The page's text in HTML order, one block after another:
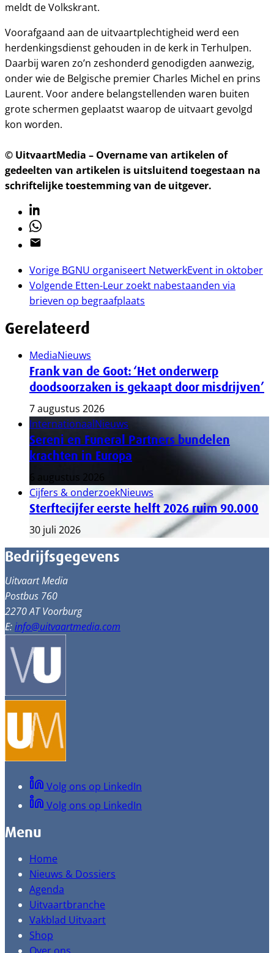
meldt de Volkskrant.
Voorafgaand aan de uitvaartplechtigheid werd een
herdenkingsdienst gehouden in de kerk in Terhulpen.
Daarbij waren zo’n zeshonderd genodigden aanwezig,
onder wie de Belgische premier Charles Michel en prins
Laurent. Voor andere belangstellenden waren buiten
grote schermen geplaatst waarop de uitvaart gevolgd
kon worden.
© UitvaartMedia – Overname van artikelen of
gedeelten van artikelen is uitsluitend toegestaan na
schriftelijke toestemming van de uitgever.
Linkedin
Whatsapp
Email
Vorige BGNU organiseert NetwerkEvent in oktober
Volgende Etten-Leur zoekt nabestaanden via
brieven op begraafplaats
Gerelateerd
MediaNieuws
Frank van de Goot: ‘Het onderwerp
doodsoorzaken is gekaapt door misdrijven’
7 augustus 2026
InternationaalNieuws
Sereni en Funeral Partners bundelen
krachten in Europa
6 augustus 2026
Cijfers & onderzoekNieuws
Sterftecijfer eerste helft 2026 ruim 90.000
30 juli 2026
Bedrijfsgegevens
Uitvaart Media
Postbus 760
2270 AT Voorburg
E:info@uitvaartmedia.com
Volg ons op LinkedIn
Volg ons op LinkedIn
Menu
Home
Nieuws & Dossiers
Agenda
Uitvaartbranche
Vakblad Uitvaart
Shop